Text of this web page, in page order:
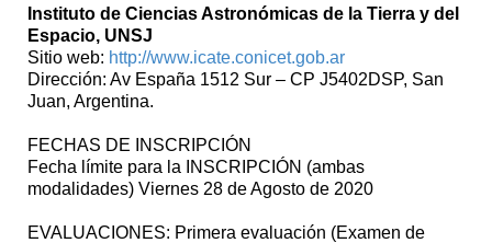
Instituto de Ciencias Astronómicas de la Tierra y del
Espacio, UNSJ
Sitio web: http://www.icate.conicet.gob.ar
Dirección: Av España 1512 Sur – CP J5402DSP, San
Juan, Argentina.
FECHAS DE INSCRIPCIÓN
Fecha límite para la INSCRIPCIÓN (ambas
modalidades) Viernes 28 de Agosto de 2020
EVALUACIONES: Primera evaluación (Examen de